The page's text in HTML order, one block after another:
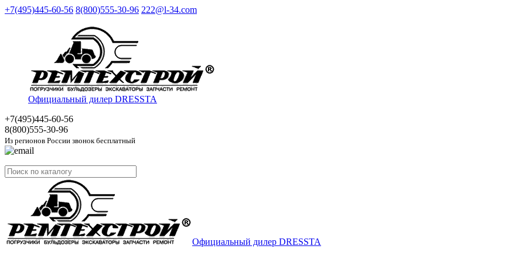
+7(495)445-60-56 8(800)555-30-96 222@l-34.com
Официальный дилер DRESSTA
+7(495)445-60-56
8(800)555-30-96
Из регионов России звонок бесплатный
Официальный дилер DRESSTA